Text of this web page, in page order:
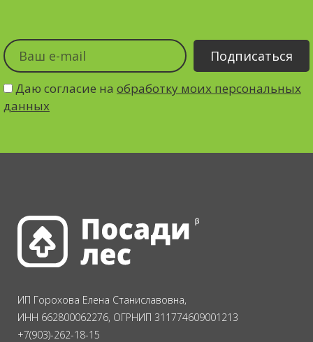
Даю согласие на обработку моих персональных
данных
ИП Горохова Елена Станиславовна,
ИНН 662800062276, ОГРНИП 311774609001213
+7(903)-262-18-15